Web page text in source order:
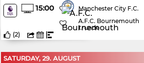
15:00
Manchester City F.C.
A.F.C. Bournemouth
1.runde
(2)
SATURDAY, 29. AUGUST